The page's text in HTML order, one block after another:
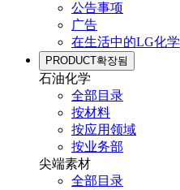
公告事项
广告
在生活中的LG化学
PRODUCT확장됨
石油化学
全部目录
按材料
按应用领域
按业务部
尖端素材
全部目录